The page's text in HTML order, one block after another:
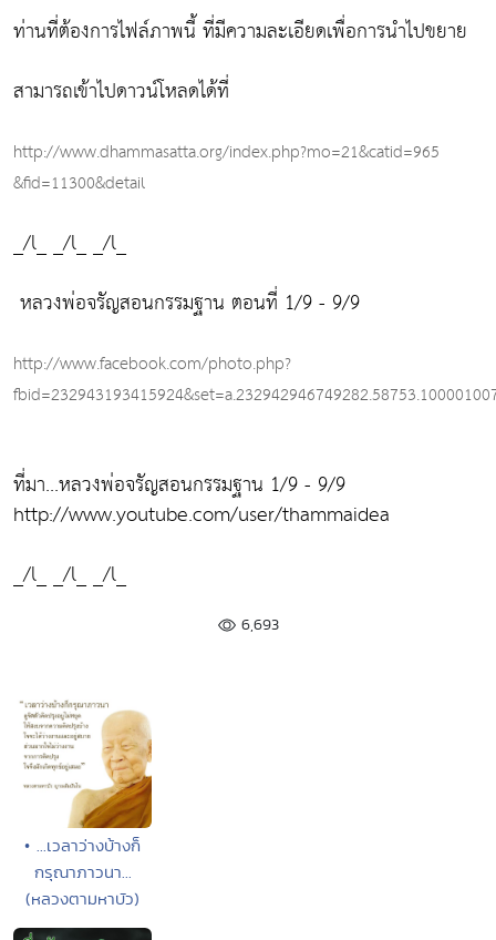
ท่านที่ต้องการไฟล์ภาพนี้ ที่มีความละเอียดเพื่อการนำไปขยาย
สามารถเข้าไปดาวน์โหลดได้ที่
http://www.dhammasatta.org​/index.php?mo=21&catid=965​
&fid=11300&detail
_/l_ _/l_ _/l_
หลวงพ่อจรัญสอนกรรมฐาน ตอนที่ 1/9 - 9/9
http://www.facebook.com/photo.php?
ที่มา...หลวงพ่อจรัญสอนกรรมฐาน 1/9 - 9/9
http://www.youtube.com/user/thammaidea
_/l_ _/l_ _/l_
6,693
• ...เวลาว่างบ้างก็
กรุณาภาวนา...
(หลวงตามหาบัว)